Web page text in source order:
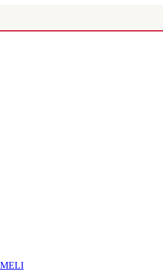
FRONTIERA DELLA DIAGNOSTICA
E NEGLI ADOLESCENTI. INTE...